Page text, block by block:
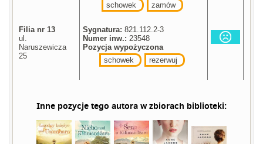
schowek zamów
Filia nr 13
ul.
Naruszewicza
25
Sygnatura: 821.112.2-3
Numer inw.: 23548
Pozycja wypożyczona
schowek
rezerwuj
Inne pozycje tego autora w zbiorach biblioteki: